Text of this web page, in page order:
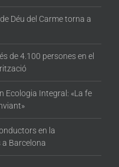
Déu del Carme torna a
de 4.100 persones en el
Ecologia Integral: «La fe
en la
Barcelona